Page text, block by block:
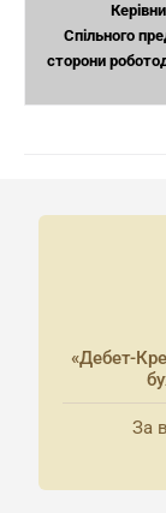
Спільного
сторони
«Дебет-
За